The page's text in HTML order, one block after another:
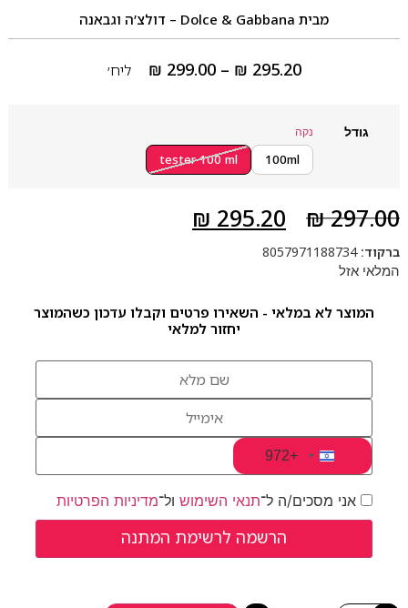
מבית Dolce & Gabbana – דולצ’ה וגבאנה
₪ 295.20
–
₪ 299.00 ליח׳
גודל נקה
100ml
tester 100 ml
₪297.00
₪ 295.20
ברקוד: 8057971188734
המלאי אזל
המוצר לא במלאי - השאירו פרטים וקבלו עדכון כשהמוצר
יחזור למלאי
Israel +972
+972
אני מסכים/ה ל־תנאי השימושול־מדיניות הפרטיות